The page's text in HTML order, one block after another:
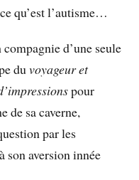
qu’est l’autisme…
d’une seule
duvoyageur et
pour
de sa caverne,
par les
son aversion innée